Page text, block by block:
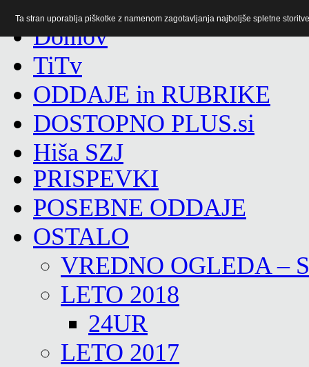
TiTv
ODDAJE in RUBRIKE
DOSTOPNO PLUS.si
Hiša SZJ
PRISPEVKI
POSEBNE ODDAJE
OSTALO
VREDNO OGLEDA –
LETO 2018
24UR
LETO 2017
Ta stran uporablja piškotke z namenom zagotavljanja najboljše spletne